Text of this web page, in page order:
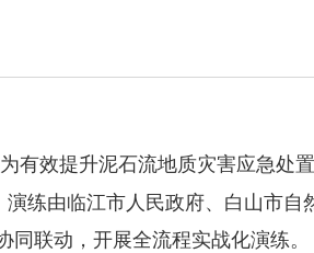
为有效提升泥石流地质灾害应急处
练由临江市人民政府、白山市自
联动，开展全流程实战化演练。